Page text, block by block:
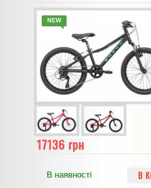
NEW
17136 грн
В наявності В